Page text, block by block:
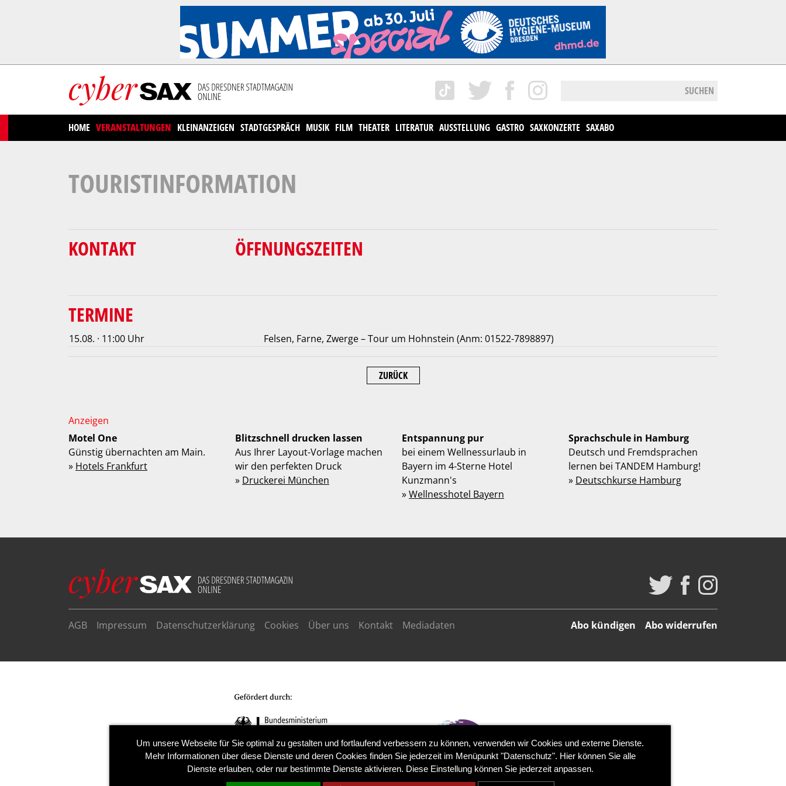
SUCHEN
HOME VERANSTALTUNGEN KLEINANZEIGEN STADTGESPRÄCH MUSIK FILM THEATER LITERATUR AUSSTELLUNG GASTRO SAXKONZERTE SAXABO
TOURISTINFORMATION
KONTAKT ÖFFNUNGSZEITEN
TERMINE
15.08. · 11:00 Uhr Felsen, Farne, Zwerge – Tour um Hohnstein (Anm: 01522-7898897)
ZURÜCK
Motel One
Günstig übernachten am Main.
» Hotels Frankfurt
Blitzschnell drucken lassen
Aus Ihrer Layout-Vorlage machen
wir den perfekten Druck
» Druckerei München
Entspannung pur
bei einem Wellnessurlaub in
Bayern im 4-Sterne Hotel
Kunzmann's
»Wellnesshotel Bayern
Sprachschule in Hamburg
Deutsch und Fremdsprachen
lernen bei TANDEM Hamburg!
» Deutschkurse Hamburg
AGB Impressum Datenschutzerklärung Cookies Über uns Kontakt Mediadaten Abo kündigen Abo widerrufen
Um unsere Webseite für Sie optimal zu gestalten und fortlaufend verbessern zu können, verwenden wir Cookies und externe Dienste.
Mehr Informationen über diese Dienste und deren Cookies finden Sie jederzeit im Menüpunkt "Datenschutz". Hier können Sie alle
Dienste erlauben, oder nur bestimmte Dienste aktivieren. Diese Einstellung können Sie jederzeit anpassen.